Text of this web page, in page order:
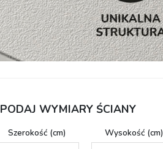
PODAJ WYMIARY ŚCIANY
Szerokość (cm) Wysokość (cm)